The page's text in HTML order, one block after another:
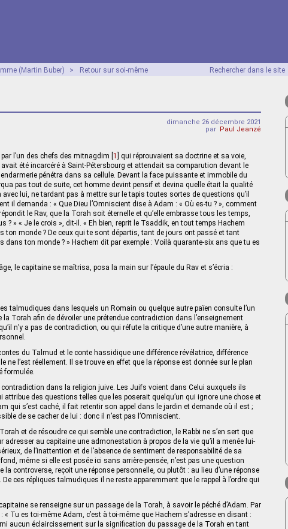
Rechercher dans le site
(Martin Buber) > Retour sur soi-même
dimanche 26 décembre 2021
par Paul Jeanzé
l’un des chefs des mitnagdim 1
qui réprouvaient sa doctrine et sa voie,
été incarcéré à Saint-Pétersbourg et attendait sa comparution devant le
pénétra dans sa cellule. Devant la face puissante et immobile du
pas tout de suite, cet homme devint pensif et devina quelle était la qualité
lui, ne tardant pas à mettre sur le tapis toutes sortes de questions qu’il
il demanda : « Que Dieu l’Omniscient dise à Adam : « Où es-tu ? », comment
le Rav, que la Torah soit éternelle et qu’elle embrasse tous les temps,
» « Je le crois », dit-il. « Eh bien, reprit le Tsaddik, en tout temps Hachem
ton monde ? De ceux qui te sont départis, tant de jours ont passé et tant
dans ton monde ? » Hachem dit par exemple : Voilà quarante-six ans que tu es
le capitaine se maîtrisa, posa la main sur l’épaule du Rav et s’écria :
talmudiques dans lesquels un Romain ou quelque autre païen consulte l’un
Torah afin de dévoiler une prétendue contradiction dans l’enseignement
n’y a pas de contradiction, ou qui réfute la critique d’une autre manière, à
du Talmud et le conte hassidique une différence révélatrice, différence
ne l’est réellement. Il se trouve en effet que la réponse est donnée sur le plan
formulée.
contradiction dans la religion juive. Les Juifs voient dans Celui auxquels ils
attribue des questions telles que les poserait quelqu’un qui ignore une chose et
qui s’est caché, il fait retentir son appel dans le jardin et demande où il est ;
de se cacher de lui : donc il n’est pas l’Omniscient.
et de résoudre ce qui semble une contradiction, le Rabbi ne s’en sert que
au capitaine une admonestation à propos de la vie qu’il a menée lui-
de l’inattention et de l’absence de sentiment de responsabilité de sa
même si elle est posée ici sans arrière-pensée, n’est pas une question
controverse, reçoit une réponse personnelle, ou plutôt : au lieu d’une réponse
ces répliques talmudiques il ne reste apparemment que le rappel à l’ordre qui
se renseigne sur un passage de la Torah, à savoir le péché d’Adam. Par
Tu es toi-même Adam, c’est à toi-même que Hachem s’adresse en disant :
aucun éclaircissement sur la signification du passage de la Torah en tant